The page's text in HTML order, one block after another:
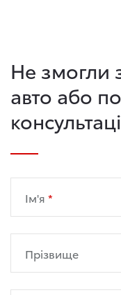
Не змогли
авто або
Ім'я
Прізвище